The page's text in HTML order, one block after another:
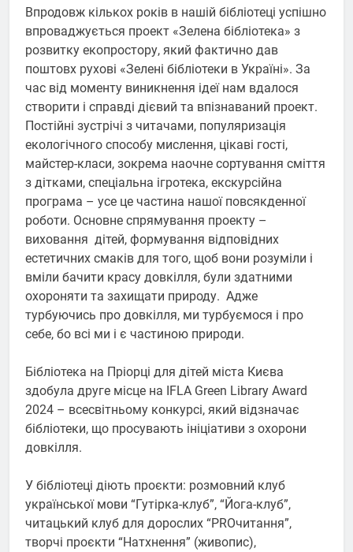
Впродовж кількох років в нашій бібліотеці успішно
впроваджується проект «Зелена бібліотека» з
розвитку екопростору, який фактично дав
поштовх рухові «Зелені бібліотеки в Україні». За
час від моменту виникнення ідеї нам вдалося
створити і справді дієвий та впізнаваний проект.
Постійні зустрічі з читачами, популяризація
екологічного способу мислення, цікаві гості,
майстер-класи, зокрема наочне сортування сміття
з дітками, спеціальна ігротека, екскурсійна
програма – усе це частина нашої повсякденної
роботи. Основне спрямування проекту –
виховання дітей, формування відповідних
естетичних смаків для того, щоб вони розуміли і
вміли бачити красу довкілля, були здатними
охороняти та захищати природу. Адже
турбуючись про довкілля, ми турбуємося і про
себе, бо всі ми і є частиною природи.
Бібліотека на Пріорці для дітей міста Києва
здобула друге місце на IFLA Green Library Award
2024 – всесвітньому конкурсі, який відзначає
бібліотеки, що просувають ініціативи з охорони
довкілля.
У бібліотеці діють проєкти: розмовний клуб
української мови “Гутірка-клуб”, “Йога-клуб”,
читацький клуб для дорослих “PROчитання”,
творчі проєкти “Натхнення” (живопис),